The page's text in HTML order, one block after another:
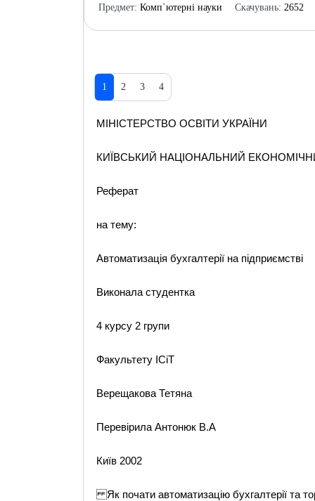
Предмет: Комп`ютерні науки
Скачувань: 2652
1 2 3 4
МІНІСТЕРСТВО ОСВІТИ УКРАЇНИ
КИЇВСЬКИЙ НАЦІОНАЛЬНИЙ
Реферат
на тему:
Автоматизація бухгалтерії на підприємстві
Виконала студентка
4 курсу 2 групи
Факультету ІСіТ
Верещакова Тетяна
Перевірила Антонюк В.А
Київ 2002
Як почати автоматизацію бухгалтерії та